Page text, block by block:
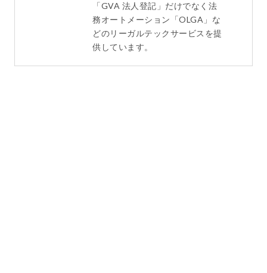
「GVA 法人登記」だけでなく法
務オートメーション「OLGA」な
どのリーガルテックサービスを提
供しています。